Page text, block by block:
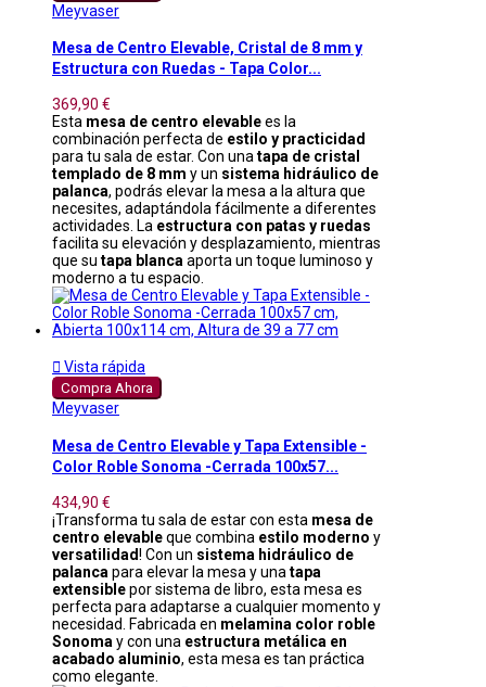
Meyvaser
Mesa de Centro Elevable, Cristal de 8 mm y
Estructura con Ruedas - Tapa Color...
369,90 €
Esta mesa de centro elevablees la
combinación perfecta de estilo y practicidad
para tu sala de estar. Con unatapa de cristal
templado de 8 mm y un sistema hidráulico de
palanca, podrás elevar la mesa a la altura que
necesites, adaptándola fácilmente a diferentes
actividades. La estructura con patas y ruedas
facilita su elevación y desplazamiento, mientras
que su tapa blancaaporta un toque luminoso y
moderno a tu espacio.
 Vista rápida
Compra Ahora
Meyvaser
Mesa de Centro Elevable y Tapa Extensible -
Color Roble Sonoma -Cerrada 100x57...
434,90 €
¡Transforma tu sala de estar con esta mesa de
centro elevableque combina estilo moderno y
versatilidad! Con un sistema hidráulico de
palanca para elevar la mesa y una tapa
extensiblepor sistema de libro, esta mesa es
perfecta para adaptarse a cualquier momento y
necesidad. Fabricada en melamina color roble
Sonoma y con una estructura metálica en
acabado aluminio, esta mesa es tan práctica
como elegante.